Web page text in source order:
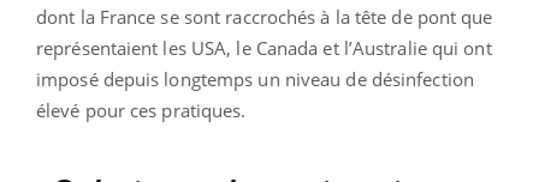
dont la France se sont raccrochés à la tête de pont que
représentaient les USA, le Canada et l’Australie qui ont
imposé depuis longtemps un niveau de désinfection
élevé pour ces pratiques.